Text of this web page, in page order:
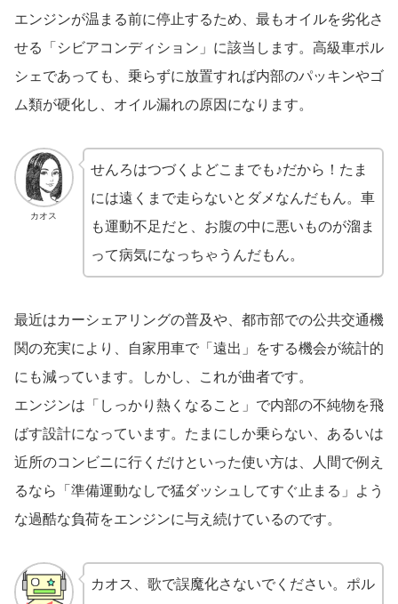
エンジンが温まる前に停止するため、最もオイルを劣化さ
せる「シビアコンディション」に該当します。高級車ポル
シェであっても、乗らずに放置すれば内部のパッキンやゴ
ム類が硬化し、オイル漏れの原因になります。
カオス
せんろはつづくよどこまでも♪だから！たま
には遠くまで走らないとダメなんだもん。車
も運動不足だと、お腹の中に悪いものが溜ま
って病気になっちゃうんだもん。
最近はカーシェアリングの普及や、都市部での公共交通機
関の充実により、自家用車で「遠出」をする機会が統計的
にも減っています。しかし、これが曲者です。
エンジンは「しっかり熱くなること」で内部の不純物を飛
ばす設計になっています。たまにしか乗らない、あるいは
近所のコンビニに行くだけといった使い方は、人間で例え
るなら「準備運動なしで猛ダッシュしてすぐ止まる」よう
な過酷な負荷をエンジンに与え続けているのです。
カオス、歌で誤魔化さないでください。ポル